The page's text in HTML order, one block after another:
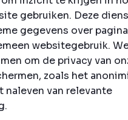
gebruiken. Deze
gegevens over
websitegebruik.
om de privacy van
zoals het
naleven van relevante